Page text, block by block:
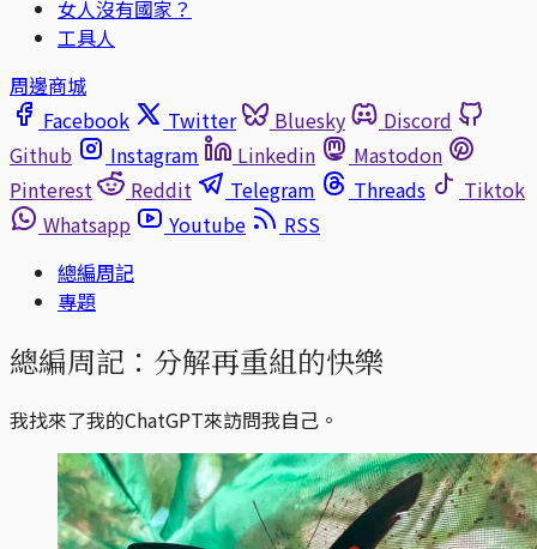
女人沒有國家？
工具人
周邊商城
Facebook
Twitter Bluesky
Discord
Github
Instagram Linkedin
Mastodon
Pinterest
Reddit Telegram Threads
Tiktok
Whatsapp
Youtube
RSS
總編周記
專題
總編周記：分解再重組的快樂
我找來了我的ChatGPT來訪問我自己。